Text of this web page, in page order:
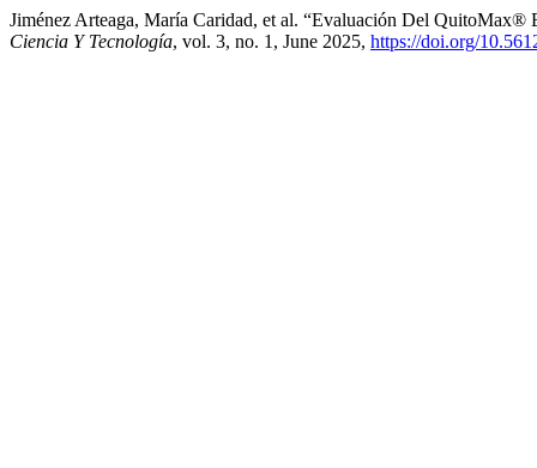
Jiménez Arteaga, María Caridad, et al. “Evaluación Del
Ciencia Y Tecnología, vol. 3, no. 1, June 2025, https://doi.org/